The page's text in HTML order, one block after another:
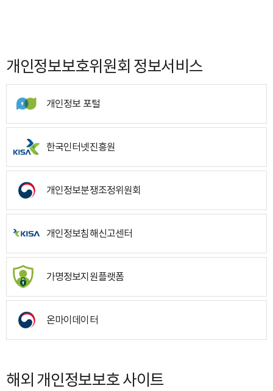
개인정보보호위원회 정보서비스
개인정보 포털
한국인터넷진흥원
개인정보분쟁조정위원회
개인정보침해신고센터
가명정보지원플랫폼
온마이데이터
해외 개인정보보호 사이트